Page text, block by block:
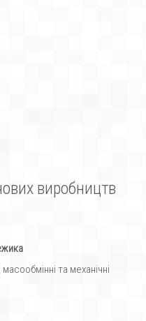
виробництв
та механічні